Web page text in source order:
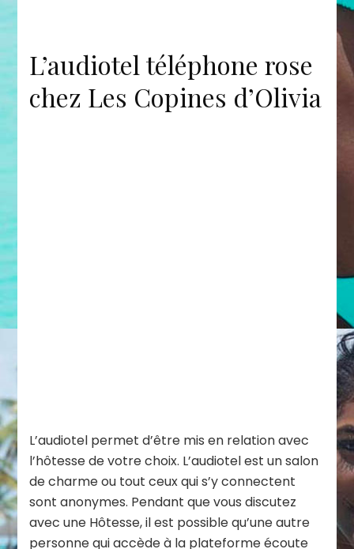
L’audiotel téléphone rose
chez Les Copines d’Olivia
L’audiotel permet d’être mis en relation avec
l’hôtesse de votre choix. L’audiotel est un salon
de charme ou tout ceux qui s’y connectent
sont anonymes. Pendant que vous discutez
avec une Hôtesse, il est possible qu’une autre
personne qui accède à la plateforme écoute